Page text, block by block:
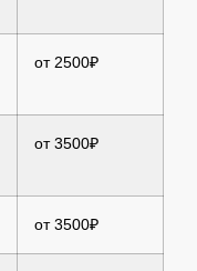
от 2500₽
от 3500₽
от 3500₽